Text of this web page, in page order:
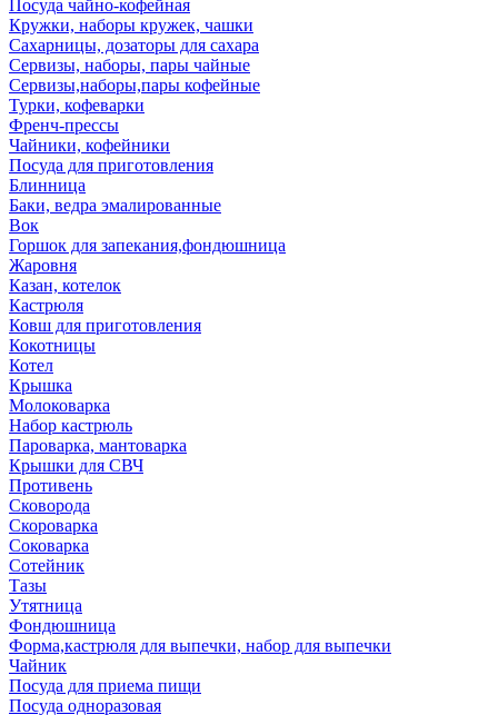
Посуда чайно-кофейная
Кружки, наборы кружек, чашки
Сахарницы, дозаторы для сахара
Сервизы, наборы, пары чайные
Сервизы,наборы,пары кофейные
Турки, кофеварки
Френч-прессы
Чайники, кофейники
Посуда для приготовления
Блинница
Баки, ведра эмалированные
Вок
Горшок для запекания,фондюшница
Жаровня
Казан, котелок
Кастрюля
Ковш для приготовления
Кокотницы
Котел
Крышка
Молоковарка
Набор кастрюль
Пароварка, мантоварка
Крышки для СВЧ
Противень
Сковорода
Скороварка
Соковарка
Сотейник
Тазы
Утятница
Фондюшница
Форма,кастрюля для выпечки, набор для выпечки
Чайник
Посуда для приема пищи
Посуда одноразовая